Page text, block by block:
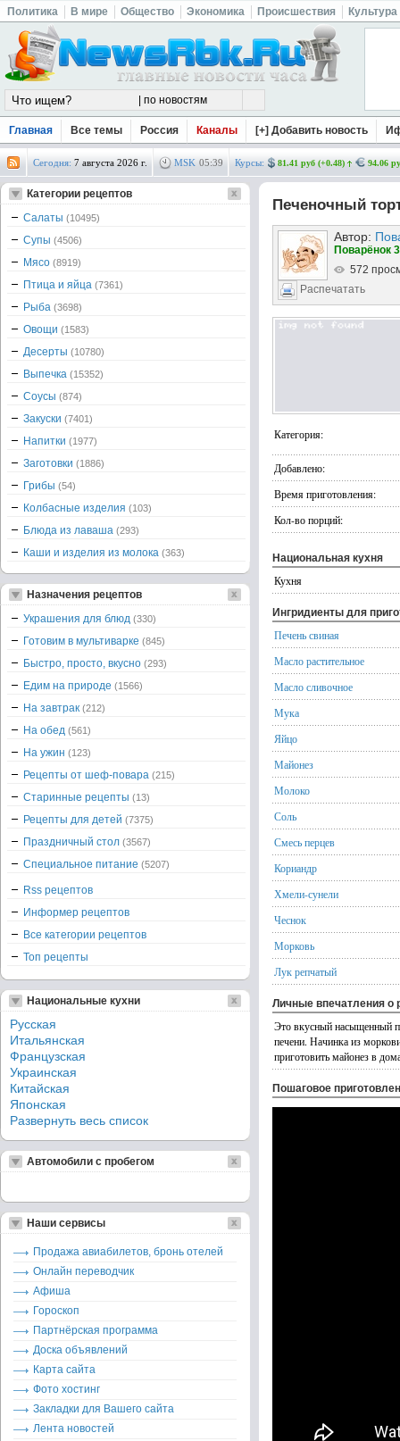
Политика В мире Общество Экономика Происшествия Культура
Главная Все темы Россия Каналы [+] Добавить новость
Сегодня: 7 августа 2026 г. MSK 05:39 Курсы: 81.41 руб (+0.48) 94.06
Печеночный
Автор:
Поварёнок
572
Распечатать
Категория:
Добавлено:
Время приготовления:
Кол-во порций:
Национальная кухня
Кухня
Ингридиенты для
Печень свиная
Масло растительное
Масло сливочное
Мука
Яйцо
Майонез
Молоко
Соль
Смесь перцев
Кориандр
Хмели-сунели
Чеснок
Морковь
Лук репчатый
Личные впечатления о
Это вкусный насыщенный
печени. Начинка из
приготовить майонез в
Пошаговое
Категории рецептов
Салаты (10495)
Супы (4506)
Мясо (8919)
Птица и яйца (7361)
Рыба (3698)
Овощи (1583)
Десерты (10780)
Выпечка (15352)
Соусы (874)
Закуски (7401)
Напитки (1977)
Заготовки (1886)
Грибы (54)
Колбасные изделия (103)
Блюда из лаваша (293)
Каши и изделия из молока (363)
Назначения рецептов
Украшения для блюд (330)
Готовим в мультиварке (845)
Быстро, просто, вкусно (293)
Едим на природе (1566)
На завтрак (212)
На обед (561)
На ужин (123)
Рецепты от шеф-повара (215)
Старинные рецепты (13)
Рецепты для детей (7375)
Праздничный стол (3567)
Специальное питание (5207)
Rss рецептов
Информер рецептов
Все категории рецептов
Топ рецепты
Национальные кухни
Русская
Итальянская
Французская
Украинская
Китайская
Японская
Развернуть весь список
Автомобили с пробегом
Наши сервисы
Продажа авиабилетов, бронь отелей
Онлайн переводчик
Афиша
Гороскоп
Партнёрская программа
Доска объявлений
Карта сайта
Фото хостинг
Закладки для Вашего сайта
Лента новостей